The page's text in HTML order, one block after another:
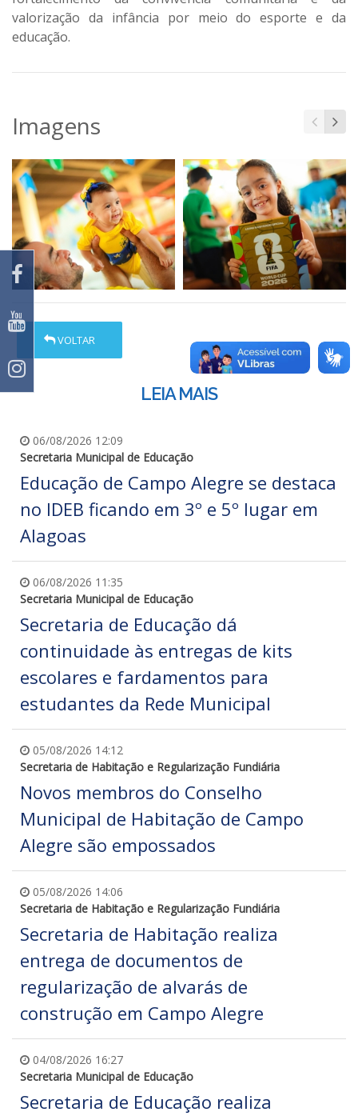
valorização da infância por meio do esporte e da
educação.
Imagens
VOLTAR
LEIA MAIS
06/08/2026 12:09
Secretaria Municipal de Educação
Educação de Campo Alegre se destaca
no IDEB ficando em 3º e 5º lugar em
Alagoas
06/08/2026 11:35
Secretaria Municipal de Educação
Secretaria de Educação dá
continuidade às entregas de kits
escolares e fardamentos para
estudantes da Rede Municipal
05/08/2026 14:12
Secretaria de Habitação e Regularização Fundiária
Novos membros do Conselho
Municipal de Habitação de Campo
Alegre são empossados
05/08/2026 14:06
Secretaria de Habitação e Regularização Fundiária
Secretaria de Habitação realiza
entrega de documentos de
regularização de alvarás de
construção em Campo Alegre
04/08/2026 16:27
Secretaria Municipal de Educação
Secretaria de Educação realiza